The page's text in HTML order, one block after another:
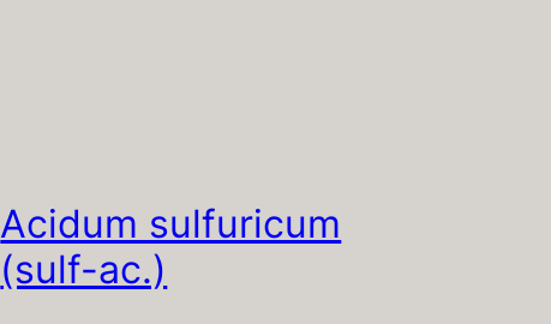
Acidum sulfuricum
(sulf-ac.)